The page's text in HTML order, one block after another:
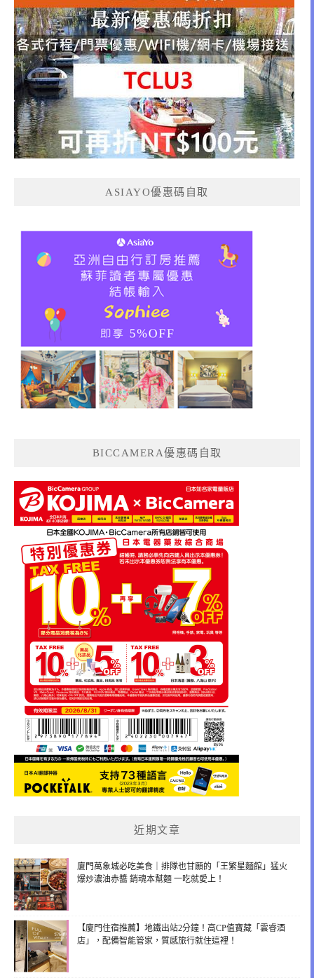
ASIAYO優惠碼自取
BICCAMERA優惠碼自取
近期文章
廈門萬象城必吃美食｜排隊也甘願的「王繁星麵館」猛火
爆炒濃油赤醬 銷魂本幫麵 一吃就愛上！
【廈門住宿推薦】地鐵出站2分鐘！高CP值寶藏「雲睿酒
店」，配備智能管家，質感旅行就住這裡！